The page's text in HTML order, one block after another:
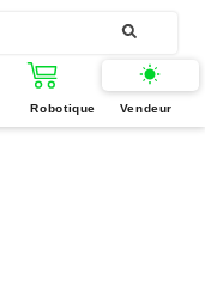
Robotique Vendeur